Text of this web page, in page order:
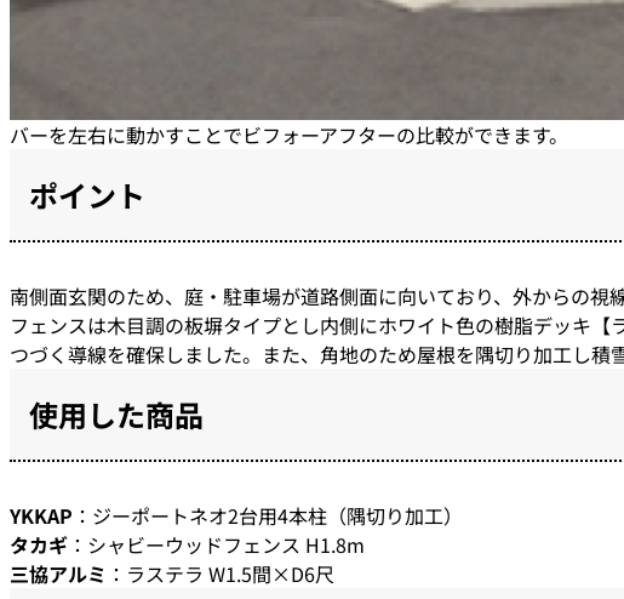
バーを左右に動かすことでビフォーアフターの比較ができます。
ポイント
南側面玄関のため、庭・駐車場が道路側面に向いており、外からの視
フェンスは木目調の板塀タイプとし内側にホワイト色の樹脂デッキ
つづく導線を確保しました。また、角地のため屋根を隅切り加工し積
使用した商品
YKKAP ：ジーポートネオ2台用4本柱（隅切り加工）
タカギ ：シャビーウッドフェンス H1.8m
三協アルミ ：ラステラ W1.5間×D6尺